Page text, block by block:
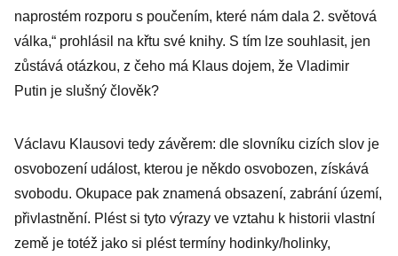
naprostém rozporu s poučením, které nám dala 2. světová
válka,“ prohlásil na křtu své knihy. S tím lze souhlasit, jen
zůstává otázkou, z čeho má Klaus dojem, že Vladimir
Putin je slušný člověk?
Václavu Klausovi tedy závěrem: dle slovníku cizích slov je
osvobození událost, kterou je někdo osvobozen, získává
svobodu. Okupace pak znamená obsazení, zabrání území,
přivlastnění. Plést si tyto výrazy ve vztahu k historii vlastní
země je totéž jako si plést termíny hodinky/holinky,